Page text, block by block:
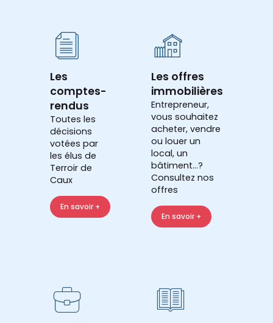
Les
comptes-
rendus
Toutes les
décisions
votées par
les élus de
Terroir de
Caux
En savoir +
Les offres
immobilières
Entrepreneur,
vous souhaitez
acheter, vendre
ou louer un
local, un
bâtiment...?
Consultez nos
offres
En savoir +